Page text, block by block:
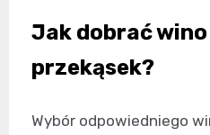
Jak dobrać wino
przekąsek?
Wybór odpowiedniego